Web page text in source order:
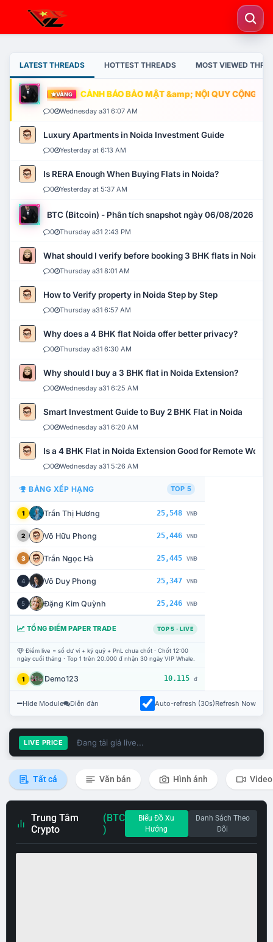
LATEST THREADS HOTTEST THREADS MOST VIEWED
VÀNG CẢNH BÁO BẢO MẬT &amp; NỘI QUY CỘNG
0 Wednesday a31 6:07 AM
Luxury Apartments in Noida Investment Guide
0 Yesterday at 6:13 AM
Is RERA Enough When Buying Flats in Noida?
0 Yesterday at 5:37 AM
BTC (Bitcoin) - Phân tích snapshot ngày 06/08/2026
0 Thursday a31 2:43 PM
What should I verify before booking 3 BHK flats in Noida?
0 Thursday a31 8:01 AM
How to Verify property in Noida Step by Step
0 Thursday a31 6:57 AM
Why does a 4 BHK flat Noida offer better privacy?
0 Thursday a31 6:30 AM
Why should I buy a 3 BHK flat in Noida Extension?
0 Wednesday a31 6:25 AM
Smart Investment Guide to Buy 2 BHK Flat in Noida
0 Wednesday a31 6:20 AM
Is a 4 BHK Flat in Noida Extension Good for Remote Work?
0 Wednesday a31 5:26 AM
BẢNG XẾP HẠNG TOP 5
1 Trần Thị Hương 25,548 VNĐ
2 Võ Hữu Phong 25,446 VNĐ
3 Trần Ngọc Hà 25,445 VNĐ
4 Võ Duy Phong 25,347 VNĐ
5 Đặng Kim Quỳnh 25,246 VNĐ
TỔNG ĐIỂM PAPER TRADE TOP 5 · LIVE
Điểm live = số dư ví + ký quỹ + PnL chưa chốt · Chốt 12:00
ngày cuối tháng · Top 1 trên 20.000 đ nhận 30 ngày VIP Whale.
1 Demo123 10.115 đ
Hide Module Diễn đàn Auto-refresh (30s)Refresh Now
LIVE PRICE Đang tải giá live...
Tất cả Văn bản Hình ảnh Video
Trung Tâm
Crypto
(BTC
)
Biểu Đồ Xu
Hướng
Danh Sách Theo
Dõi